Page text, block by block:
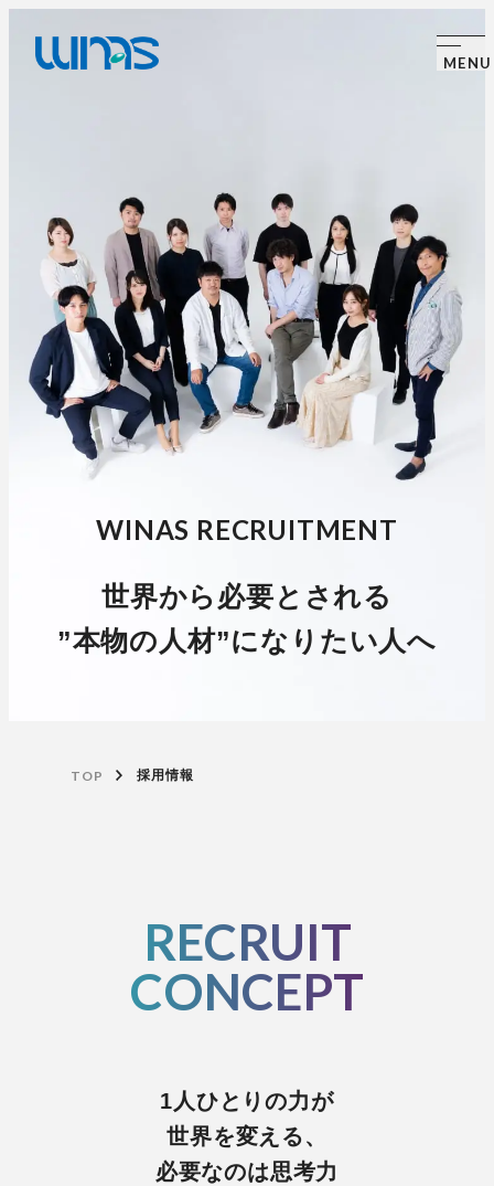
WINAS RECRUITMENT
世界から必要とされる
”本物の人材”になりたい人へ
TOP 採用情報
RECRUIT
CONCEPT
1人ひとりの力が
世界を変える、
必要なのは思考力